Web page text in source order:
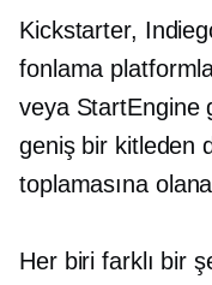
Kickstarter,
fonlama
veya StartEngine
geniş bir kitleden
toplamasına
Her biri farklı bir